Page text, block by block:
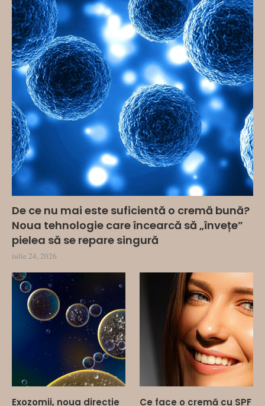
De ce nu mai este suficientă o cremă bună?
Noua tehnologie care încearcă să „învețe”
pielea să se repare singură
iulie 24, 2026
Exozomii, noua direcție
Ce face o cremă cu SPF